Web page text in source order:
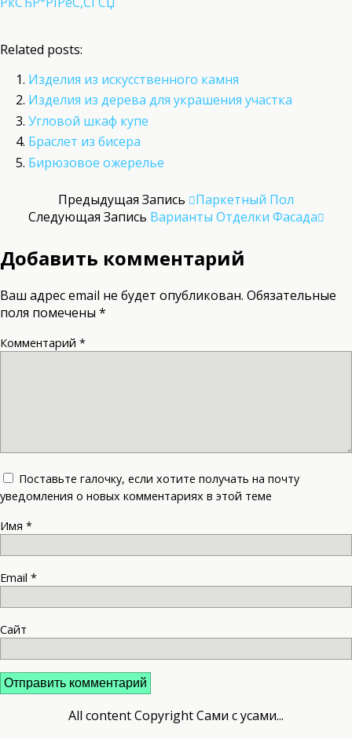
Related posts:
Изделия из искусственного камня
Изделия из дерева для украшения участка
Угловой шкаф купе
Браслет из бисера
Бирюзовое ожерелье
Предыдущая Запись
Паркетный Пол
Следующая Запись Варианты Отделки Фасада
Добавить комментарий
Ваш адрес email не будет опубликован. Обязательные
поля помечены *
Комментарий *
Поставьте галочку, если хотите получать на почту
уведомления о новых комментариях в этой теме
Имя *
Email *
Сайт
All content Copyright Сами с усами...